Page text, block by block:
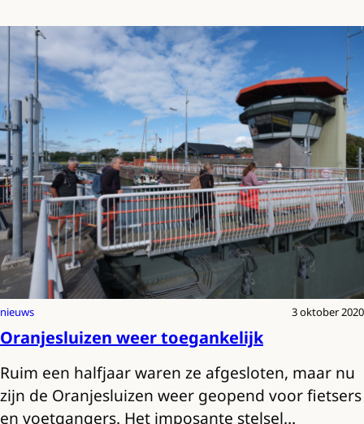
nieuws 3 oktober 2020
Oranjesluizen weer toegankelijk
Ruim een halfjaar waren ze afgesloten, maar nu
zijn de Oranjesluizen weer geopend voor fietsers
en voetgangers. Het imposante stelsel…